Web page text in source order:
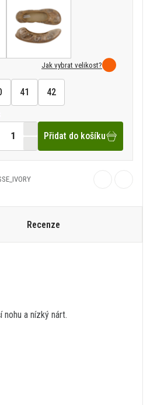
Jak vybrat velikost?
41
42
Přidat do košíku
Recenze
a nízký nárt.